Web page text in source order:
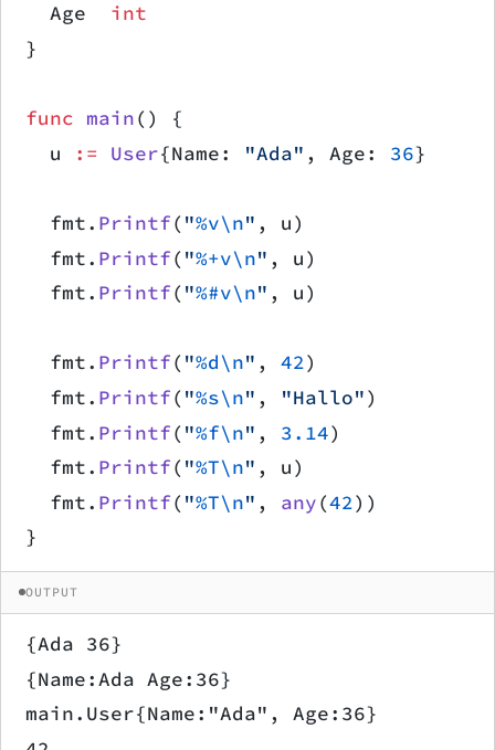
	Age
int
}
func main() {
	u
:= User{Name: "Ada" , Age: 36}
	fmt.
Printf( "%v\n" , u)
	fmt.
Printf( "%+v\n" , u)
	fmt.
Printf( "%#v\n" , u)
	fmt.
Printf( "%d\n" , 42)
	fmt.
Printf( "%s\n" , "Hallo")
	fmt.
Printf( "%f\n" , 3.14)
	fmt.
Printf( "%T\n" , u)
	fmt.
Printf( "%T\n" , any(42))
}
OUTPUT
{Ada 36}
{Name:Ada Age:36}
main.User{Name:"Ada", Age:36}